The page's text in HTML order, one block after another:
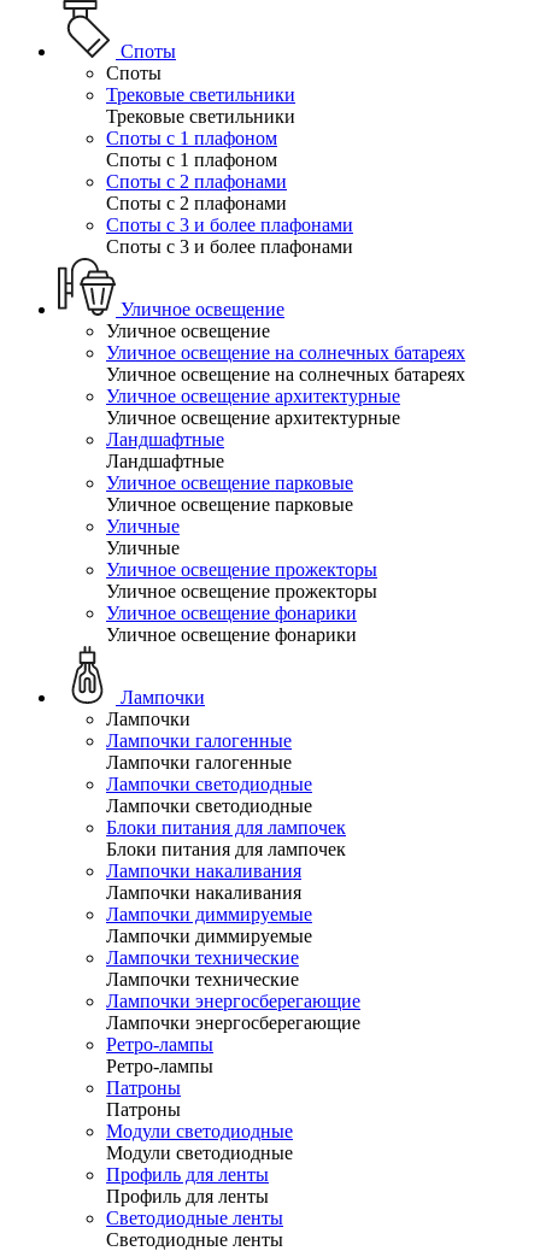
Споты
Споты
Трековые светильники
Трековые светильники
Споты с 1 плафоном
Споты с 1 плафоном
Споты с 2 плафонами
Споты с 2 плафонами
Споты с 3 и более плафонами
Споты с 3 и более плафонами
Уличное освещение
Уличное освещение
Уличное освещение на солнечных батареях
Уличное освещение на солнечных батареях
Уличное освещение архитектурные
Уличное освещение архитектурные
Ландшафтные
Ландшафтные
Уличное освещение парковые
Уличное освещение парковые
Уличные
Уличные
Уличное освещение прожекторы
Уличное освещение прожекторы
Уличное освещение фонарики
Уличное освещение фонарики
Лампочки
Лампочки
Лампочки галогенные
Лампочки галогенные
Лампочки светодиодные
Лампочки светодиодные
Блоки питания для лампочек
Блоки питания для лампочек
Лампочки накаливания
Лампочки накаливания
Лампочки диммируемые
Лампочки диммируемые
Лампочки технические
Лампочки технические
Лампочки энергосберегающие
Лампочки энергосберегающие
Ретро-лампы
Ретро-лампы
Патроны
Патроны
Модули светодиодные
Модули светодиодные
Профиль для ленты
Профиль для ленты
Светодиодные ленты
Светодиодные ленты